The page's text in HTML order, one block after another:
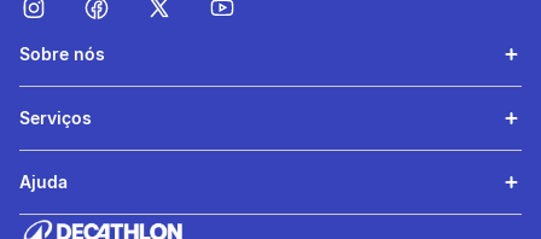
Sobre nós
Serviços
Ajuda